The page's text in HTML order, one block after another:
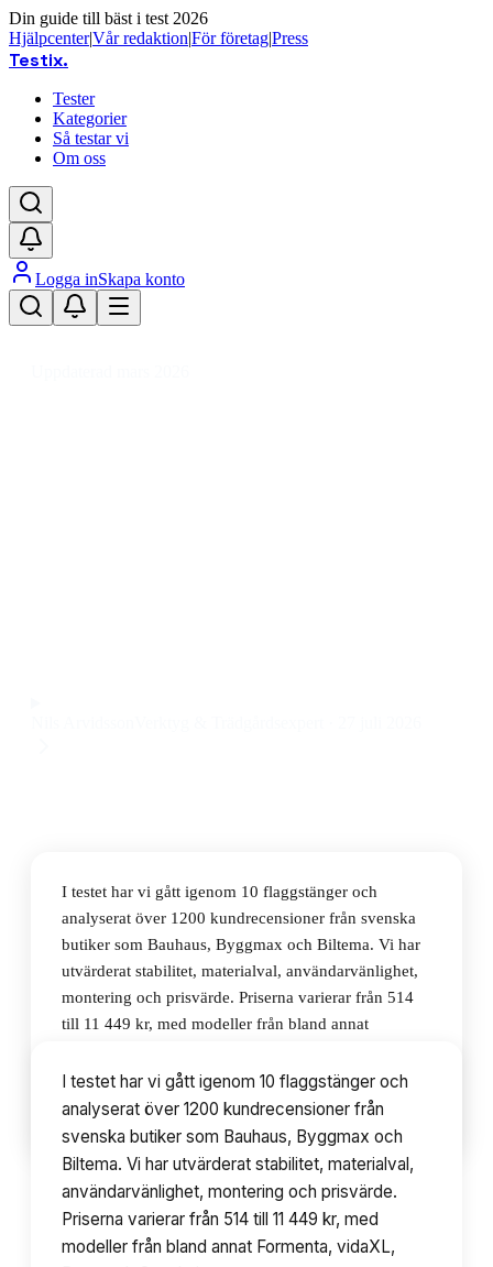
Din guide till bäst i test 2026
Hjälpcenter|Vår redaktion|För företag|Press
Testix.
Tester
Kategorier
Så testar vi
Om oss
Logga inSkapa konto
I testet har vi gått igenom 10 flaggstänger och
analyserat över 1200 kundrecensioner från svenska
butiker som Bauhaus, Byggmax och Biltema. Vi har
utvärderat stabilitet, materialval, användarvänlighet,
montering och prisvärde. Priserna varierar från 514
till 11 449 kr, med modeller från bland annat
Innehållsförteckning 10avsnitt
I testet har vi gått igenom 10 flaggstänger och
analyserat över 1200 kundrecensioner från
svenska butiker som Bauhaus, Byggmax och
Biltema. Vi har utvärderat stabilitet, materialval,
användarvänlighet, montering och prisvärde.
Priserna varierar från 514 till 11 449 kr, med
modeller från bland annat Formenta, vidaXL,